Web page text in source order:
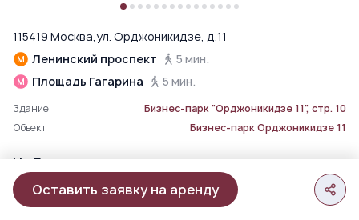
115419 Москва,ул. Орджоникидзе, д.11
Ленинский проспект
5 мин.
Площадь Гагарина
5 мин.
Здание
Бизнес-парк "Орджоникидзе 11", стр. 10
Объект
Бизнес-парк Орджоникидзе 11
На Генплане
Оставить заявку на аренду